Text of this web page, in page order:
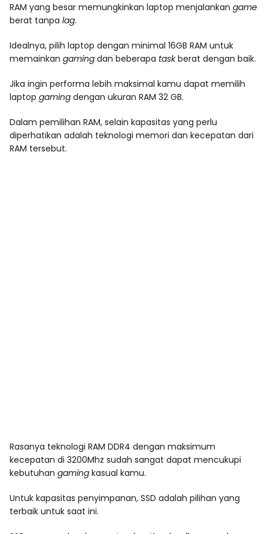
RAM yang besar memungkinkan laptop menjalankan game
berat tanpa lag.
Idealnya, pilih laptop dengan minimal 16GB RAM untuk
memainkan gaming dan beberapa taskberat dengan baik.
Jika ingin performa lebih maksimal kamu dapat memilih
laptop gaming dengan ukuran RAM 32 GB.
Dalam pemilihan RAM, selain kapasitas yang perlu
diperhatikan adalah teknologi memori dan kecepatan dari
RAM tersebut.
Rasanya teknologi RAM DDR4 dengan maksimum
kecepatan di 3200Mhz sudah sangat dapat mencukupi
kebutuhan gaming kasual kamu.
Untuk kapasitas penyimpanan, SSD adalah pilihan yang
terbaik untuk saat ini.